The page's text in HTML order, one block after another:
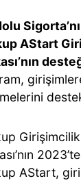
AStart
Girişimcilik
AStart,